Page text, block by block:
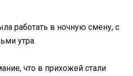
работать в ночную смену, с
утра.
что в прихожей стали